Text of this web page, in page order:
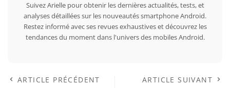
Suivez Arielle pour obtenir les dernières actualités, tests, et
analyses détaillées sur les nouveautés smartphone Android.
Restez informé avec ses revues exhaustives et découvrez les
tendances du moment dans l'univers des mobiles Android.
ARTICLE PRÉCÉDENT ARTICLE SUIVANT